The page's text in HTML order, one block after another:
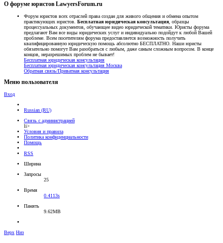
О форуме юристов LawyersForum.ru
Форум юристов всех отраслей права создан для живого общения и обмена опытом
практикующих юристов. Бесплатная юридическая консультация , образцы
процессуальных документов, обучающее видео юридической тематики. Юристы форума
предлагают Вам все виды юридических услуг и индивидуально подойдут к любой Вашей
проблеме. Всем посетителям форума предоставляется возможность получить
квалифицированную юридическую помощь абсолютно БЕСПЛАТНО. Наши юристы
обязательно помогут Вам разобраться с любым, даже самым сложным вопросом. В конце
концов, неразрешимых проблем не бывает!
Бесплатная юридическая консультация
Бесплатная юридическая консультация Москва
Обратная связь/Приватная консультация
Меню пользователя
Вход
Russian (RU)
Связь с администрацией
li>
Условия и правила
Политика конфиденциальности
Помощь
RSS
Ширина
Запросы
25
Время
0.4113s
Память
9.62MB
Верх Низ